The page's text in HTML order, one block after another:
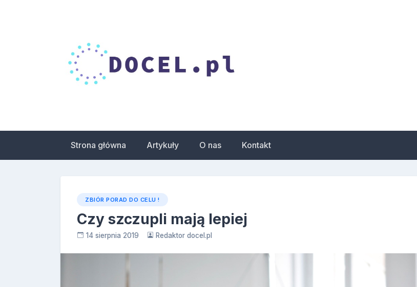
Droga do celu – zbiór porad
zdrowia
Strona główna Artykuły O nas Kontakt
ZBIÓR PORAD DO CELU !
Czy szczupli mają lepiej
14 sierpnia 2019 Redaktor docel.pl